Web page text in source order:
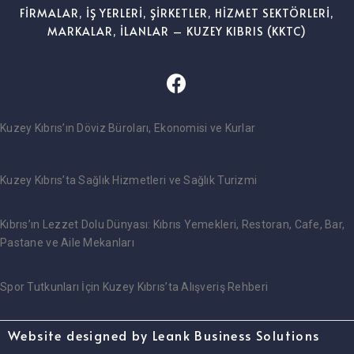
FİRMALAR, İŞ YERLERİ, ŞİRKETLER, HİZMET SEKTÖRLERİ,
MARKALAR, İLANLAR – KUZEY KIBRIS (KKTC)
Kuzey Kıbrıs’ın Döviz Büroları, Ekonomisi ve Kurlar
Kuzey Kıbrıs’ta Sağlık Hizmetleri ve Sağlık Turizmi
Kıbrıs’ın Lezzet Dolu Dünyası: Kıbrıs Yemekleri, Restoran, Cafe, Bar,
Pastane ve Aile Mekanları
Spor Tutkunları İçin Kuzey Kıbrıs’ta Alışveriş Rehberi
Website designed by Leank Business Solutions